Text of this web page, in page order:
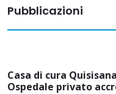
Pubblicazioni
Casa di cura
Ospedale privato